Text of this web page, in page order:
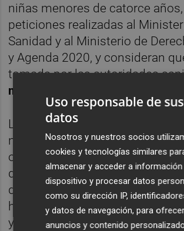
niñas menores de catorce
peticiones realizadas al
Sanidad y al Ministerio de
y Agenda 2020, y consideran
tomada por las autoridades
más acertada
La Orden Ministerial establece
niños/as podrán dar un paseo
o espacios de uso público
distancia de seguridad. Como
de 1 hora de duración entre las
horas y hasta 1 Km. de
y grupos formados por un
Uso responsable de sus
datos
Nosotros y nuestros socios
cookies y tecnologías similares
almacenar y acceder a
dispositivo y procesar datos
como su dirección IP,
y datos de navegación, para
anuncios y contenido